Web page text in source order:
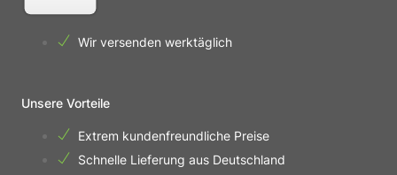
Wir versenden werktäglich
Unsere Vorteile
Extrem kundenfreundliche Preise
Schnelle Lieferung aus Deutschland